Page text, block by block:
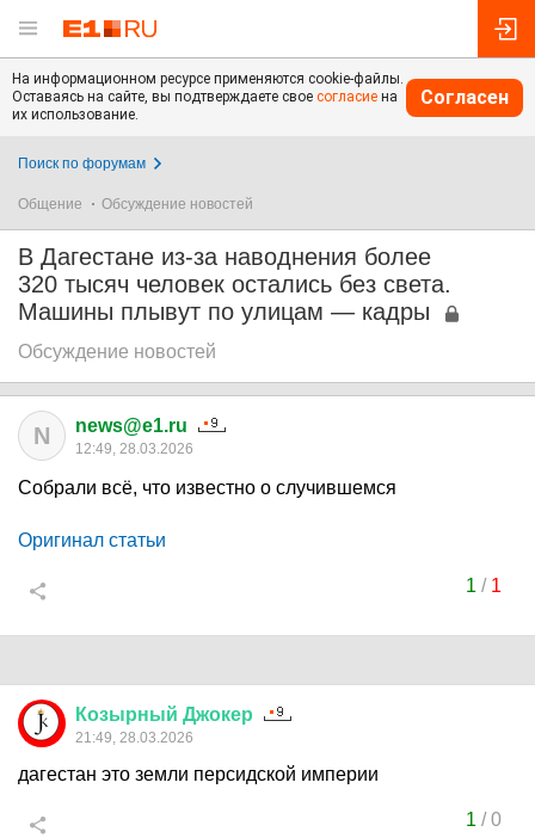
На информационном ресурсе применяются cookie-файлы.
Оставаясь на сайте, вы подтверждаете свое согласие на
их использование.
Согласен
Поиск по форумам
Общение Обсуждение новостей
В Дагестане из-за наводнения более
320 тысяч человек остались без света.
Машины плывут по улицам — кадры
Обсуждение новостей
N news@e1.ru
12:49, 28.03.2026
Собрали всё, что известно о случившемся
Оригинал статьи
1 / 1
Козырный Джокер
21:49, 28.03.2026
дагестан это земли персидской империи
1 /0